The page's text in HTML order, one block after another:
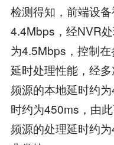
检测得知，前端设
4.4Mbps，经NVR
为4.5Mbps，控制
延时处理性能，经
频源的本地延时约
时约为450ms，由
频源的处理延时约